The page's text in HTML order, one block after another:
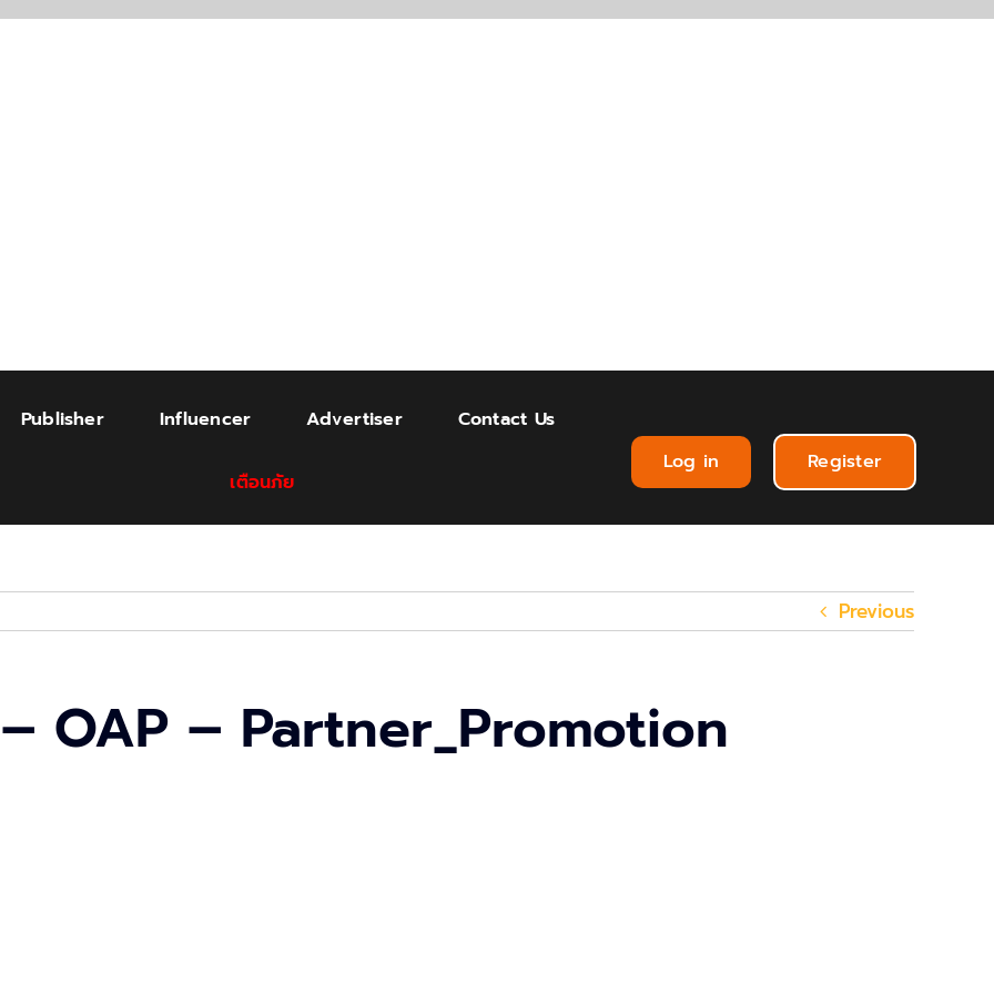
Publisher Influencer Advertiser Contact Us
เตือนภัย
Log in Register
Previous
OAP – Partner_Promotion